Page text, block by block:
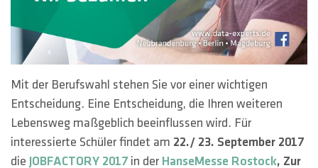
Mit der Berufswahl stehen Sie vor einer wichtigen
Entscheidung. Eine Entscheidung, die Ihren weiteren
Lebensweg maßgeblich beeinflussen wird. Für
interessierte Schüler findet am 22./ 23. September 2017
die JOBFACTORY 2017 in der HanseMesse Rostock, Zur